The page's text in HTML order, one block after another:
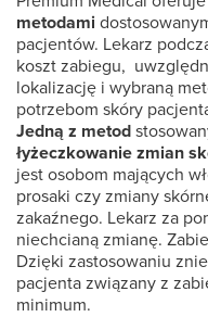
metodami
pacjentów. Lekarz
koszt zabiegu,
lokalizację i wybraną
potrzebom skóry
Jedną z metod
łyżeczkowanie zmian
jest osobom mających
prosaki czy zmiany
zakaźnego. Lekarz za
niechcianą zmianę.
Dzięki zastosowaniu
pacjenta związany z
minimum.